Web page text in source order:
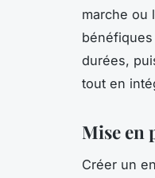
marche ou
durées,
tout en
Mise en
Créer un